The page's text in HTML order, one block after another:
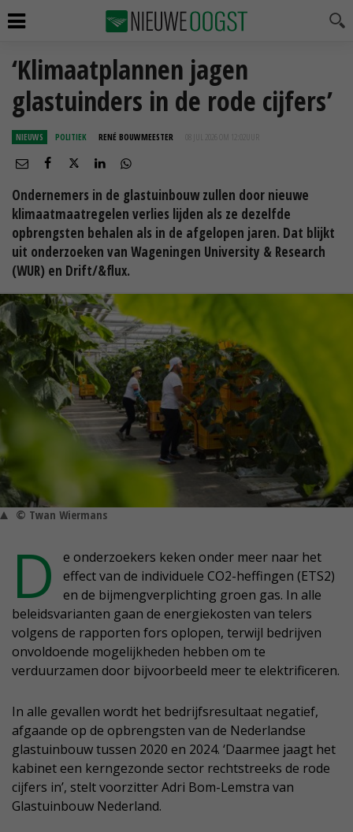
‘Klimaatplannen jagen
glastuinders in de rode cijfers’
NIEUWS POLITIEK RENÉ BOUWMEESTER 08 JUL 2026 OM 12:02
Ondernemers in de glastuinbouw zullen door nieuwe
klimaatmaatregelen verlies lijden als ze dezelfde
opbrengsten behalen als in de afgelopen jaren. Dat blijkt
uit onderzoeken van Wageningen University & Research
(WUR) en Drift/&flux.
© Twan Wiermans
D
e onderzoekers keken onder meer naar het
effect van de individuele CO2-heffingen (ETS2)
en de bijmengverplichting groen gas. In alle
beleidsvarianten gaan de energiekosten van telers
volgens de rapporten fors oplopen, terwijl bedrijven
onvoldoende mogelijkheden hebben om te
verduurzamen door bijvoorbeeld meer te elektrificeren.
In alle gevallen wordt het bedrijfsresultaat negatief,
afgaande op de opbrengsten van de Nederlandse
glastuinbouw tussen 2020 en 2024. ‘Daarmee jaagt het
kabinet een kerngezonde sector rechtstreeks de rode
cijfers in’, stelt voorzitter Adri Bom-Lemstra van
Glastuinbouw Nederland.